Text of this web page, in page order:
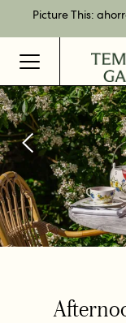
Picture This:
Reserva
Tarjetas regalo
Mejor tarifa